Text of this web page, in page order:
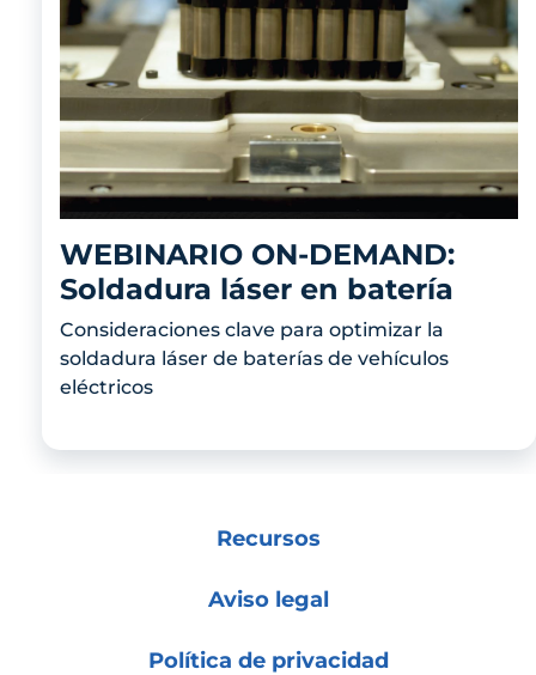
WEBINARIO ON-DEMAND:
Soldadura láser en batería
Consideraciones clave para optimizar la
soldadura láser de baterías de vehículos
eléctricos
Recursos
Aviso legal
Política de privacidad